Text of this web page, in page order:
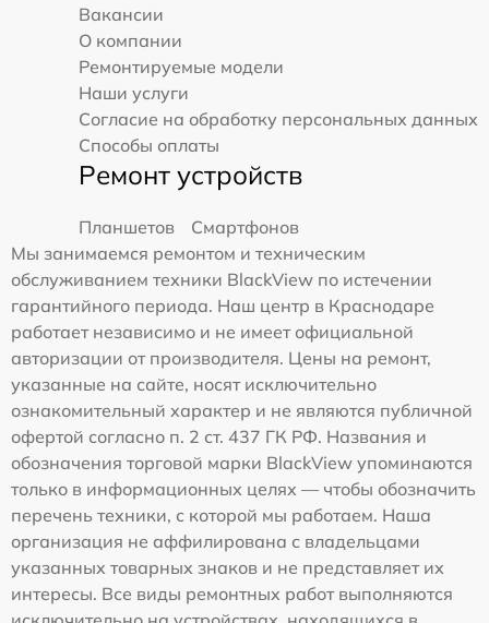
Вакансии
О компании
Ремонтируемые модели
Наши услуги
Согласие на обработку персональных данных
Способы оплаты
Ремонт устройств
Планшетов
Смартфонов
Мы занимаемся ремонтом и техническим
обслуживанием техники BlackView по истечении
гарантийного периода. Наш центр в Краснодаре
работает независимо и не имеет официальной
авторизации от производителя. Цены на ремонт,
указанные на сайте, носят исключительно
ознакомительный характер и не являются публичной
офертой согласно п. 2 ст. 437 ГК РФ. Названия и
обозначения торговой марки BlackView упоминаются
только в информационных целях — чтобы обозначить
перечень техники, с которой мы работаем. Наша
организация не аффилирована с владельцами
указанных товарных знаков и не представляет их
интересы. Все виды ремонтных работ выполняются